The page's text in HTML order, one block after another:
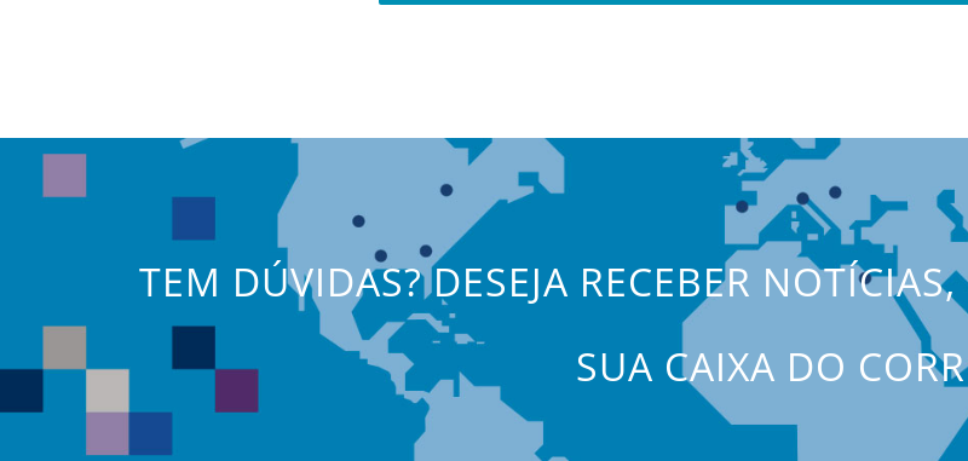
TEM DÚVIDAS? DESEJA RECEBER
SUA CAIXA DO